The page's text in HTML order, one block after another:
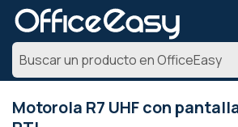
Motorola R7 UHF con